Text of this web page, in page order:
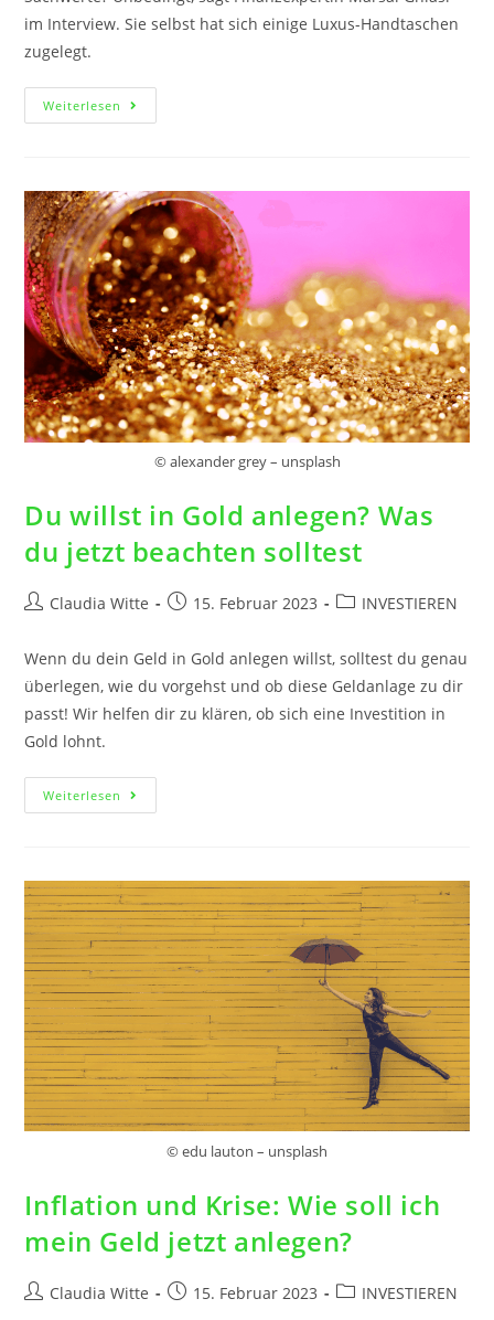
im Interview. Sie selbst hat sich einige Luxus-Handtaschen
zugelegt.
Weiterlesen
© alexander grey – unsplash
Du willst in Gold anlegen? Was
du jetzt beachten solltest
Claudia Witte 15. Februar 2023 INVESTIEREN
Wenn du dein Geld in Gold anlegen willst, solltest du genau
überlegen, wie du vorgehst und ob diese Geldanlage zu dir
passt! Wir helfen dir zu klären, ob sich eine Investition in
Gold lohnt.
Weiterlesen
© edu lauton – unsplash
Inflation und Krise: Wie soll ich
mein Geld jetzt anlegen?
Claudia Witte 15. Februar 2023 INVESTIEREN